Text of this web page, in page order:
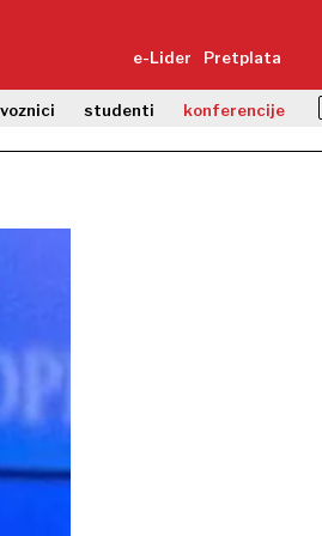
e-Lider Pretplata
studenti konferencije